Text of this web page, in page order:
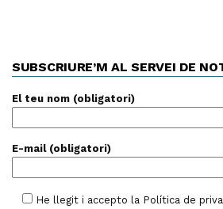
SUBSCRIURE’M AL SERVEI DE
El teu nom (obligatori)
E-mail (obligatori)
He llegit i accepto la Política de